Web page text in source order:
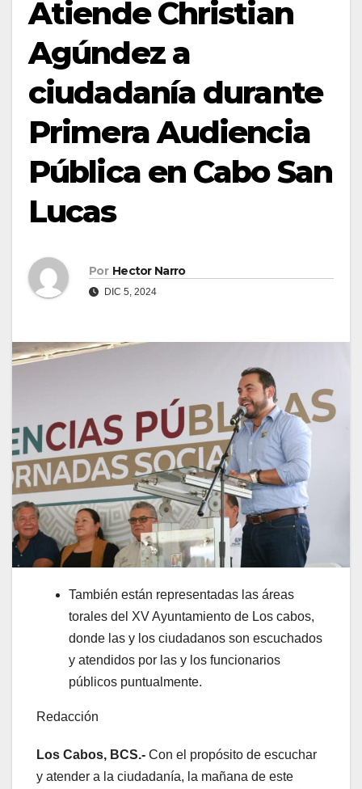
Atiende Christian
Agúndez a
ciudadanía durante
Primera Audiencia
Pública en Cabo San
Lucas
Por Hector Narro
DIC 5, 2024
También están representadas las áreas
torales del XV Ayuntamiento de Los cabos,
donde las y los ciudadanos son escuchados
y atendidos por las y los funcionarios
públicos puntualmente.
Redacción
Los Cabos, BCS.- Con el propósito de escuchar
y atender a la ciudadanía, la mañana de este